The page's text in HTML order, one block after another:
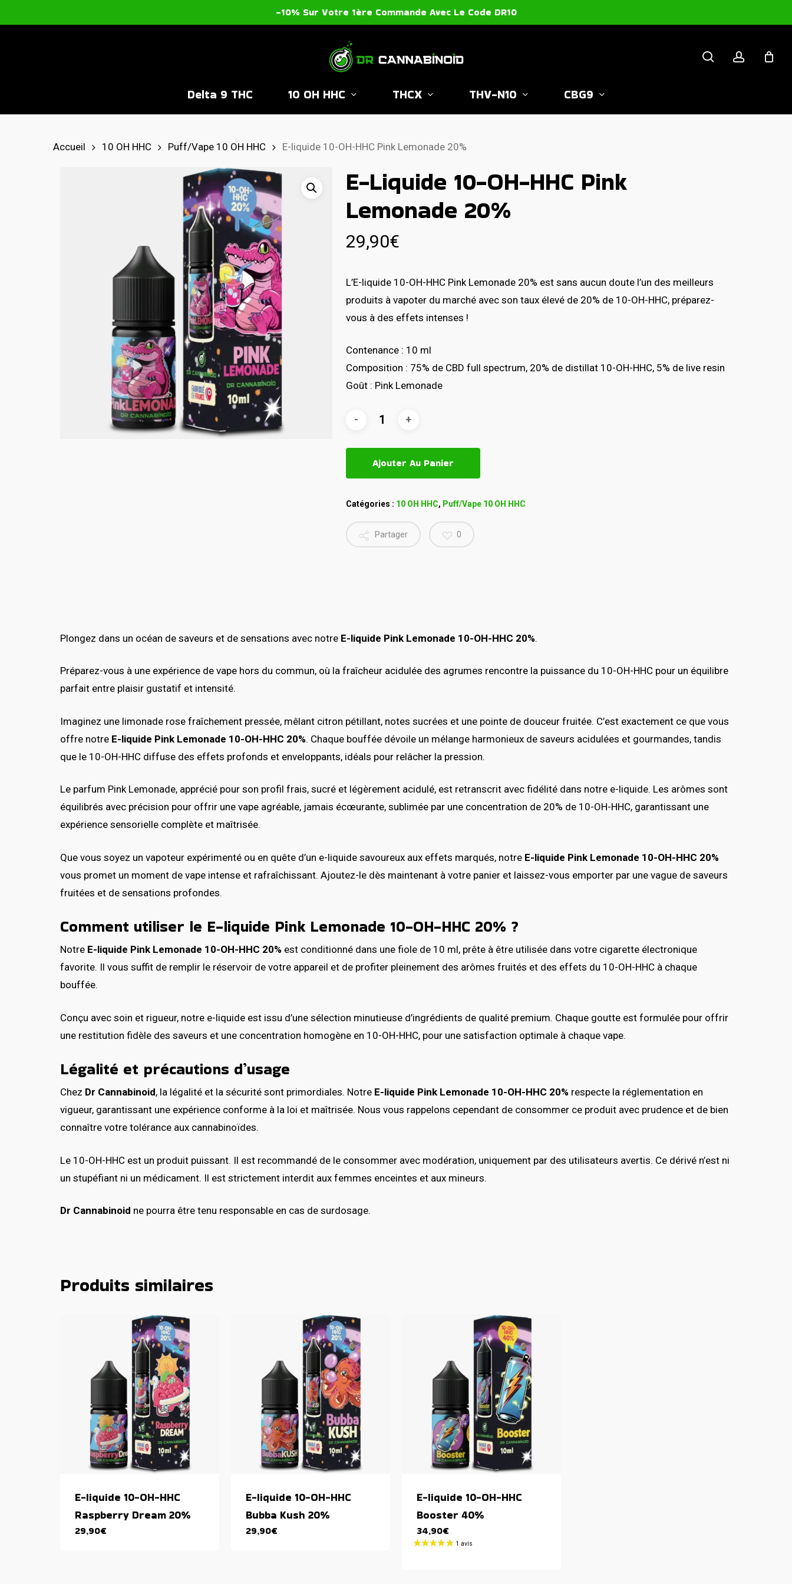
to
-10% Sur Votre 1ère Commande Avec Le Code DR10
Delta 9 THC 10 OH HHC THCX THV-N10 CBG9
Accueil 10 OH HHC Puff/Vape 10 OH HHC E-liquide 10-OH-HHC Pink Lemonade 20%
E-Liquide 10-OH-HHC Pink
Lemonade 20%
29,90€
L’E-liquide 10-OH-HHC Pink Lemonade 20% est sans aucun doute l’un des meilleurs
produits à vapoter du marché avec son taux élevé de 20% de 10-OH-HHC, préparez-
vous à des effets intenses !
Contenance : 10 ml
Composition : 75% de CBD full spectrum, 20% de distillat 10-OH-HHC, 5% de live resin
Goût : Pink Lemonade
Ajouter Au Panier
Catégories : 10 OH HHC, Puff/Vape 10 OH HHC
Partager 0
Plongez dans un océan de saveurs et de sensations avec notre E-liquide Pink Lemonade 10-OH-HHC 20%.
Préparez-vous à une expérience de vape hors du commun, où la fraîcheur acidulée des agrumes rencontre la puissance du 10-OH-HHC pour un équilibre
parfait entre plaisir gustatif et intensité.
Imaginez une limonade rose fraîchement pressée, mêlant citron pétillant, notes sucrées et une pointe de douceur fruitée. C’est exactement ce que vous
offre notre E-liquide Pink Lemonade 10-OH-HHC 20%. Chaque bouffée dévoile un mélange harmonieux de saveurs acidulées et gourmandes, tandis
que le 10-OH-HHC diffuse des effets profonds et enveloppants, idéals pour relâcher la pression.
Le parfum Pink Lemonade, apprécié pour son profil frais, sucré et légèrement acidulé, est retranscrit avec fidélité dans notre e-liquide. Les arômes sont
équilibrés avec précision pour offrir une vape agréable, jamais écœurante, sublimée par une concentration de 20% de 10-OH-HHC, garantissant une
expérience sensorielle complète et maîtrisée.
Que vous soyez un vapoteur expérimenté ou en quête d’un e-liquide savoureux aux effets marqués, notre E-liquide Pink Lemonade 10-OH-HHC 20%
vous promet un moment de vape intense et rafraîchissant. Ajoutez-le dès maintenant à votre panier et laissez-vous emporter par une vague de saveurs
fruitées et de sensations profondes.
Comment utiliser le E-liquide Pink Lemonade 10-OH-HHC 20% ?
Notre E-liquide Pink Lemonade 10-OH-HHC 20% est conditionné dans une fiole de 10 ml, prête à être utilisée dans votre cigarette électronique
favorite. Il vous suffit de remplir le réservoir de votre appareil et de profiter pleinement des arômes fruités et des effets du 10-OH-HHC à chaque
bouffée.
Conçu avec soin et rigueur, notre e-liquide est issu d’une sélection minutieuse d’ingrédients de qualité premium. Chaque goutte est formulée pour offrir
une restitution fidèle des saveurs et une concentration homogène en 10-OH-HHC, pour une satisfaction optimale à chaque vape.
Légalité et précautions d’usage
Chez Dr Cannabinoid, la légalité et la sécurité sont primordiales. Notre E-liquide Pink Lemonade 10-OH-HHC 20% respecte la réglementation en
vigueur, garantissant une expérience conforme à la loi et maîtrisée. Nous vous rappelons cependant de consommer ce produit avec prudence et de bien
connaître votre tolérance aux cannabinoïdes.
Le 10-OH-HHC est un produit puissant. Il est recommandé de le consommer avec modération, uniquement par des utilisateurs avertis. Ce dérivé n’est ni
un stupéfiant ni un médicament. Il est strictement interdit aux femmes enceintes et aux mineurs.
Dr Cannabinoid ne pourra être tenu responsable en cas de surdosage.
Produits similaires
E-liquide 10-OH-HHC
Raspberry Dream 20%
29,90€
E-liquide 10-OH-HHC
Bubba Kush 20%
29,90€
E-liquide 10-OH-HHC
Booster 40%
34,90€